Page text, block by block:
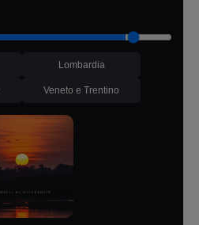
Lombardia
Veneto e Trentino